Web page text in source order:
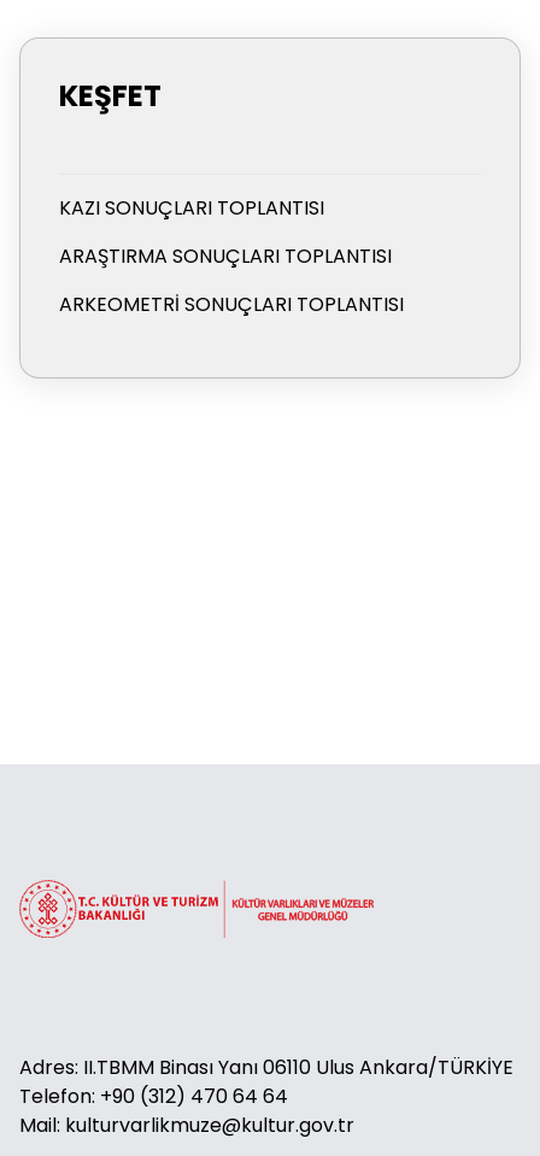
KEŞFET
KAZI SONUÇLARI TOPLANTISI
ARAŞTIRMA SONUÇLARI TOPLANTISI
ARKEOMETRI SONUÇLARI TOPLANTISI
Adres: II.TBMM Binası Yanı 06110 Ulus Ankara/TÜRKİYE
Telefon: +90 (312) 470 64 64
Mail: kulturvarlikmuze@kultur.gov.tr